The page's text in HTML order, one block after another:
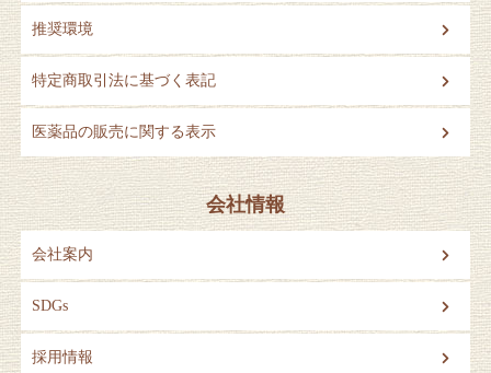
推奨環境
特定商取引法に基づく表記
医薬品の販売に関する表示
会社情報
会社案内
SDGs
採用情報